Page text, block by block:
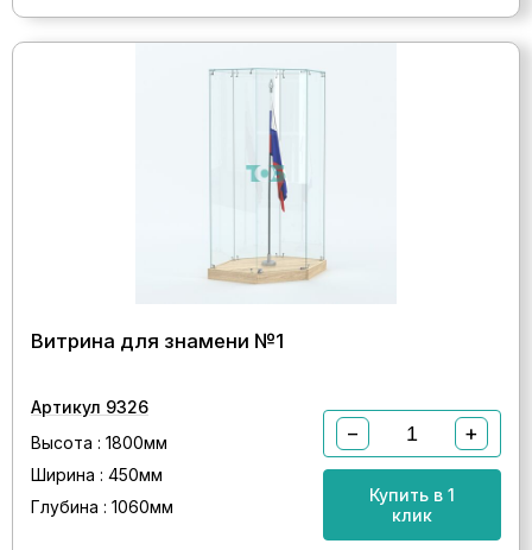
Витрина для знамени №1
Артикул 9326
Высота : 1800мм
Ширина : 450мм
Глубина : 1060мм
− +
Купить в 1
клик